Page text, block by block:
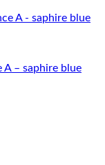
A – saphire blue